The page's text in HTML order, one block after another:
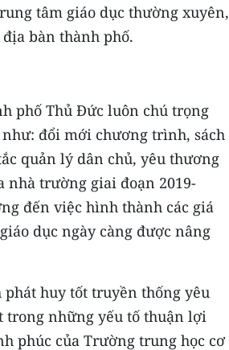
tâm giáo dục thường xuyên,
bàn thành phố.
phố Thủ Đức luôn chú trọng
đổi mới chương trình, sách
quản lý dân chủ, yêu thương
nhà trường giai đoạn 2019-
đến việc hình thành các giá
dục ngày càng được nâng
huy tốt truyền thống yêu
trong những yếu tố thuận lợi
phúc của Trường trung học cơ